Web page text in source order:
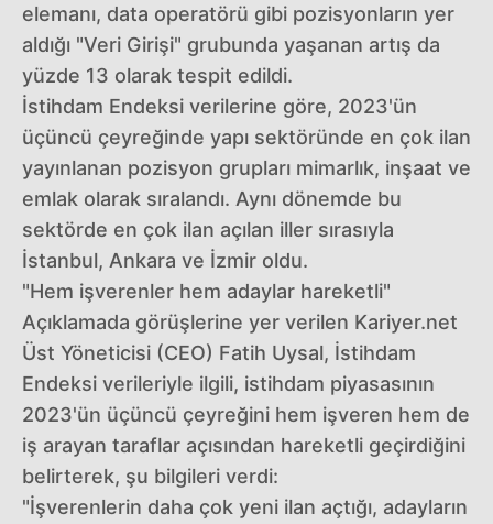
elemanı, data operatörü gibi pozisyonların yer
aldığı "Veri Girişi" grubunda yaşanan artış da
yüzde 13 olarak tespit edildi.
İstihdam Endeksi verilerine göre, 2023'ün
üçüncü çeyreğinde yapı sektöründe en çok ilan
yayınlanan pozisyon grupları mimarlık, inşaat ve
emlak olarak sıralandı. Aynı dönemde bu
sektörde en çok ilan açılan iller sırasıyla
İstanbul, Ankara ve İzmir oldu.
"Hem işverenler hem adaylar hareketli"
Açıklamada görüşlerine yer verilen Kariyer.net
Üst Yöneticisi (CEO) Fatih Uysal, İstihdam
Endeksi verileriyle ilgili, istihdam piyasasının
2023'ün üçüncü çeyreğini hem işveren hem de
iş arayan taraflar açısından hareketli geçirdiğini
belirterek, şu bilgileri verdi:
"İşverenlerin daha çok yeni ilan açtığı, adayların